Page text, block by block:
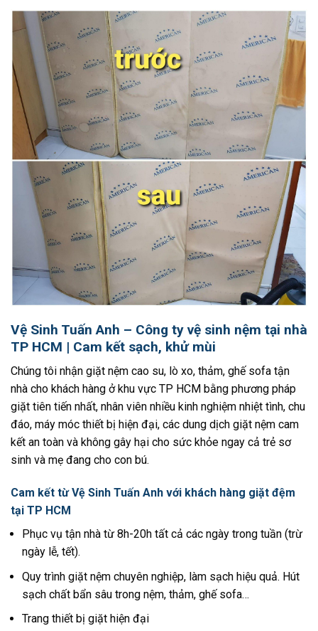
Vệ Sinh Tuấn Anh – Công ty vệ sinh nệm tại nhà
TP HCM | Cam kết sạch, khử mùi
Chúng tôi nhận giặt nệm cao su, lò xo, thảm, ghế sofa tận
nhà cho khách hàng ở khu vực TP HCM bằng phương pháp
giặt tiên tiến nhất, nhân viên nhiều kinh nghiệm nhiệt tình, chu
đáo, máy móc thiết bị hiện đại, các dung dịch giặt nệm cam
kết an toàn và không gây hại cho sức khỏe ngay cả trẻ sơ
sinh và mẹ đang cho con bú.
Cam kết từ Vệ Sinh Tuấn Anh với khách hàng giặt đệm
tại TP HCM
Phục vụ tận nhà từ 8h-20h tất cả các ngày trong tuần (trừ
ngày lễ, tết).
Quy trình giặt nệm chuyên nghiệp, làm sạch hiệu quả. Hút
sạch chất bẩn sâu trong nệm, thảm, ghế sofa…
Trang thiết bị giặt hiện đại